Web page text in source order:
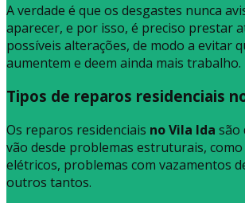
A verdade é que os desgastes nunca
aparecer, e por isso, é preciso prestar
possíveis alterações, de modo a evitar
aumentem e deem ainda mais trabalho.
Tipos de reparos residenciais
Os reparos residenciais no Vila Ida são
vão desde problemas estruturais,
elétricos, problemas com vazamentos
outros tantos.